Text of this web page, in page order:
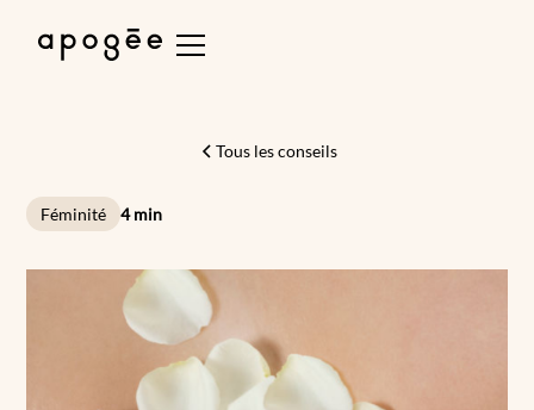
Tous les conseils
Féminité 4 min